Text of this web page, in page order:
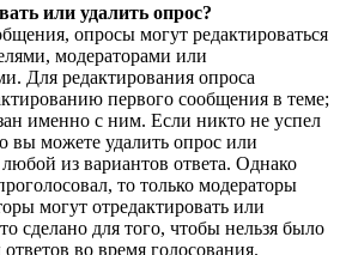
или удалить опрос?
опросы могут редактироваться
модераторами или
Для редактирования опроса
первого сообщения в теме;
именно с ним. Если никто не успел
вы можете удалить опрос или
любой из вариантов ответа. Однако
то только модераторы
могут отредактировать или
сделано для того, чтобы нельзя было
во время голосования.